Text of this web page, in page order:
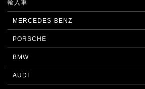
輸入車
MERCEDES-BENZ
PORSCHE
BMW
AUDI